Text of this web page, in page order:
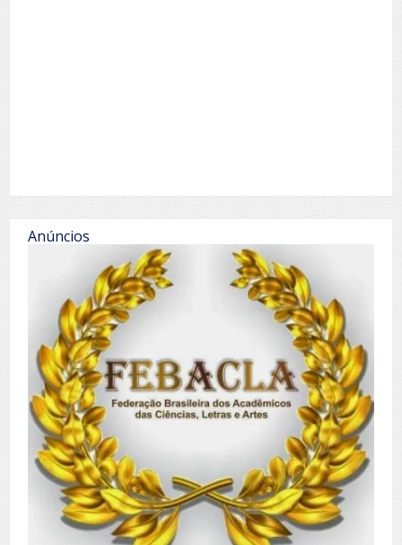
Anúncios